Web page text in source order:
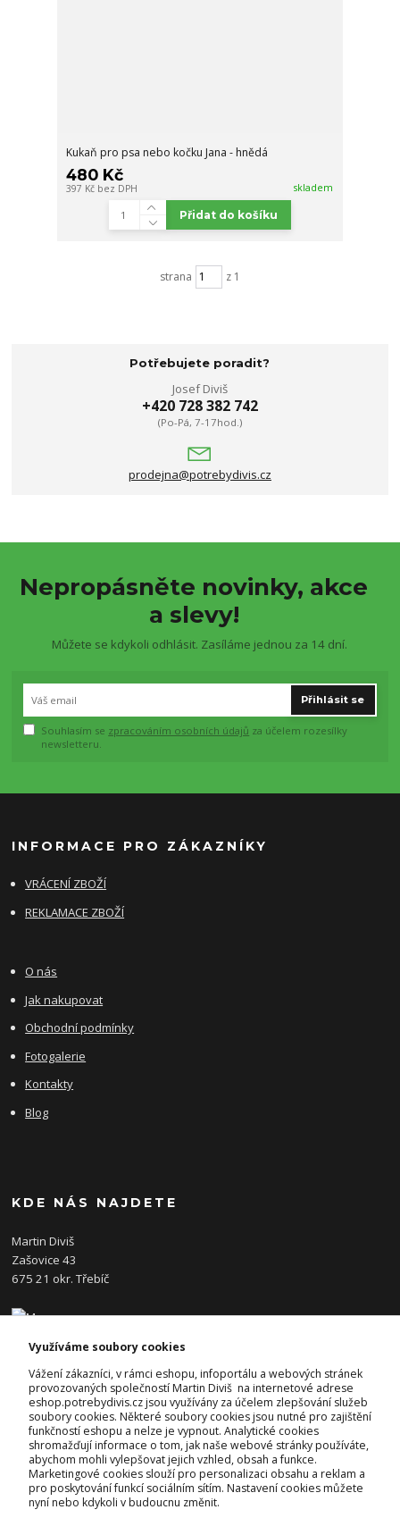
Kukaň pro psa nebo kočku Jana - hnědá
480 Kč
397 Kč bez DPH skladem
Přidat do košíku
strana z 1
Potřebujete poradit?
Josef Diviš
+420 728 382 742
(Po-Pá, 7-17hod.)
prodejna@potrebydivis.cz
Nepropásněte novinky, akce
a slevy!
Můžete se kdykoli odhlásit. Zasíláme jednou za 14 dní.
Přihlásit se
Souhlasím se zpracováním osobních údajů za účelem rozesílky
newsletteru.
INFORMACE PRO ZÁKAZNÍKY
VRÁCENÍ ZBOŽÍ
REKLAMACE ZBOŽÍ
O nás
Jak nakupovat
Obchodní podmínky
Fotogalerie
Kontakty
Blog
KDE NÁS NAJDETE
Martin Diviš
Zašovice 43
675 21 okr. Třebíč
KONTAKTY
Josef Diviš
+420 728 382 742
(Po-Pá, 7-17hod.)
prodejna@potrebydivis.cz
Využíváme soubory cookies
Vážení zákazníci, v rámci eshopu, infoportálu a webových stránek
provozovaných společností Martin Diviš na internetové adrese
eshop.potrebydivis.cz jsou využívány za účelem zlepšování služeb
soubory cookies. Některé soubory cookies jsou nutné pro zajištění
funkčností eshopu a nelze je vypnout. Analytické cookies
shromažďují informace o tom, jak naše webové stránky používáte,
abychom mohli vylepšovat jejich vzhled, obsah a funkce.
Marketingové cookies slouží pro personalizaci obsahu a reklam a
pro poskytování funkcí sociálním sítím. Nastavení cookies můžete
nyní nebo kdykoli v budoucnu změnit.